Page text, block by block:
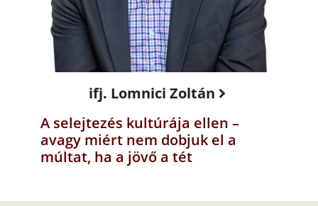
ifj. Lomnici Zoltán
A selejtezés kultúrája ellen –
avagy miért nem dobjuk el a
múltat, ha a jövő a tét